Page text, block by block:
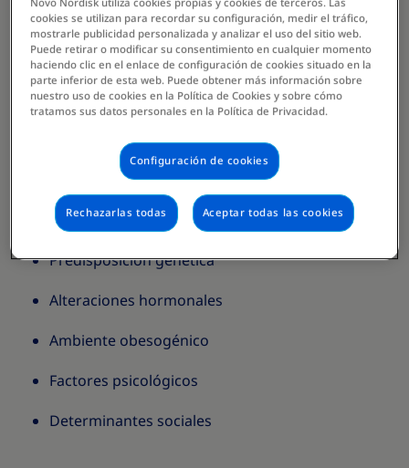
de grasa corporal que compromete la salud. Lejos de
ser simplemente un problema estético, la obesidad
representa unaenfermedad multifactorial,
reconocida oficialmentepor laOrganización
Mundial de la Salud (OMS).
Una enfermedad, no una elección personal
Esta enfermedad surge de la interacción entre
múltiples factores:
Predisposición genética
Alteraciones hormonales
Ambiente obesogénico
Factores psicológicos
Determinantes sociales
Novo Nordisk utiliza cookies propias y cookies de terceros. Las
cookies se utilizan para recordar su configuración, medir el tráfico,
mostrarle publicidad personalizada y analizar el uso del sitio web.
Puede retirar o modificar su consentimiento en cualquier momento
haciendo clic en el enlace de configuración de cookies situado en la
parte inferior de esta web. Puede obtener más información sobre
nuestro uso de cookies en la Política de Cookies y sobre cómo
tratamos sus datos personales en la Política de Privacidad.
Configuración de cookies
Rechazarlas todas Aceptar todas las cookies